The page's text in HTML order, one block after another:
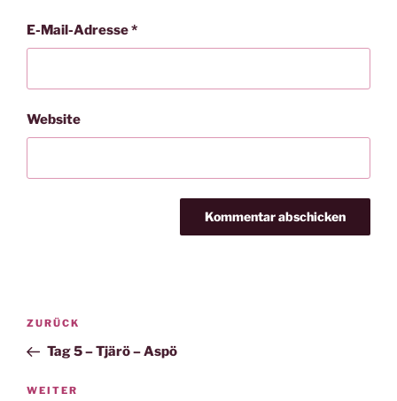
E-Mail-Adresse*
Website
Beitragsnavigation
Vorheriger
Beitrag
ZURÜCK
Tag 5 – Tjärö – Aspö
Nächster
WEITER